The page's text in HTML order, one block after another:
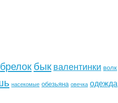
брелокбыквалентинки волк
насекомые обезьяна овечка одежда